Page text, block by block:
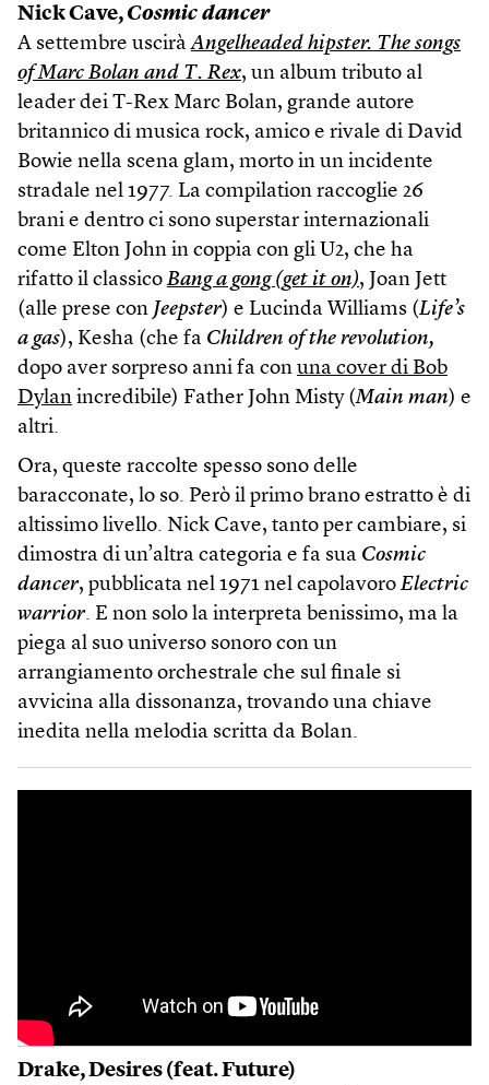
Nick Cave, Cosmic dancer
A settembre usciràAngelheaded hipster. The songs
of Marc Bolan and T. Rex, un album tributo al
leader dei T-Rex Marc Bolan, grande autore
britannico di musica rock, amico e rivale di David
Bowie nella scena glam, morto in un incidente
stradale nel 1977. La compilation raccoglie 26
brani e dentro ci sono superstar internazionali
come Elton John in coppia con gli U2, che ha
rifatto il classico Bang a gong (get it on), Joan Jett
(alle prese con Jeepster) e Lucinda Williams (Life’s
a gas), Kesha (che fa Children of the revolution,
dopo aver sorpreso anni fa con una cover di Bob
Dylan incredibile) Father John Misty (Main man) e
altri.
Ora, queste raccolte spesso sono delle
baracconate, lo so. Però il primo brano estratto è di
altissimo livello. Nick Cave, tanto per cambiare, si
dimostra di un’altra categoria e fa sua Cosmic
dancer, pubblicata nel 1971 nel capolavoro Electric
warrior. E non solo la interpreta benissimo, ma la
piega al suo universo sonoro con un
arrangiamento orchestrale che sul finale si
avvicina alla dissonanza, trovando una chiave
inedita nella melodia scritta da Bolan.
Drake, Desires (feat. Future)